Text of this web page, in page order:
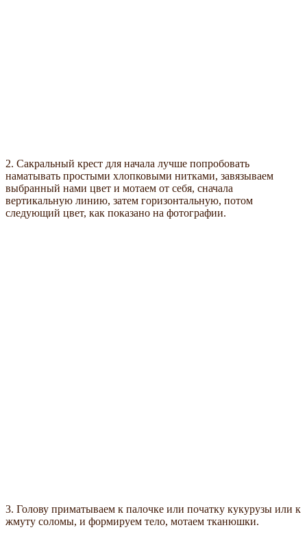
2. Сакральный крест для начала лучше попробовать
наматывать простыми хлопковыми нитками, завязываем
выбранный нами цвет и мотаем от себя, сначала
вертикальную линию, затем горизонтальную, потом
следующий цвет, как показано на фотографии.
3. Голову приматываем к палочке или початку кукурузы или к
жмуту соломы, и формируем тело, мотаем тканюшки.